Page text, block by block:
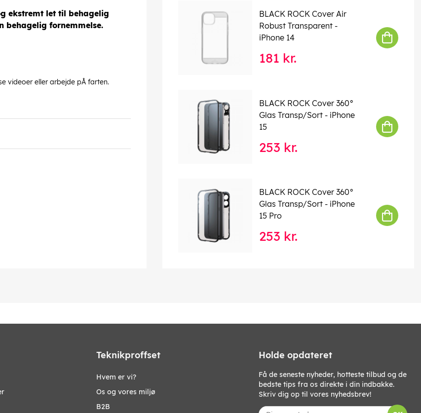
ekstremt let til behagelig
fornemmelse.
videoer eller arbejde pÅ farten.
BLACK ROCK Cover Air
Robust Transparent -
iPhone 14
181 kr.
BLACK ROCK Cover 360°
Glas Transp/Sort - iPhone
15
253 kr.
BLACK ROCK Cover 360°
Glas Transp/Sort - iPhone
15 Pro
253 kr.
Teknikproffset
Hvem er vi?
Os og vores miljø
B2B
Holde opdateret
Få de seneste nyheder, hotteste tilbud og de
bedste tips fra os direkte i din indbakke.
Skriv dig op til vores nyhedsbrev!